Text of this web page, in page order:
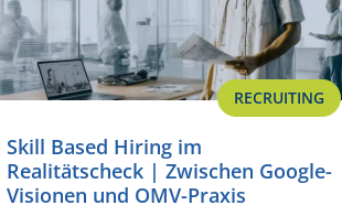
RECRUITING
Skill Based Hiring im
Realitätscheck | Zwischen Google-
Visionen und OMV-Praxis